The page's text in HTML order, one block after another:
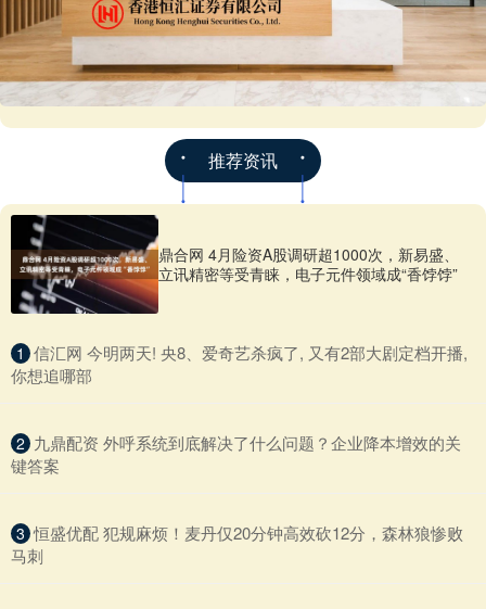
推荐资讯
鼎合网 4月险资A股调研超1000次，新易盛、
立讯精密等受青睐，电子元件领域成“香饽饽”
1 ​信汇网 今明两天! 央8、爱奇艺杀疯了, 又有2部大剧定档开播,
你想追哪部
2 ​九鼎配资 外呼系统到底解决了什么问题？企业降本增效的关
键答案
3 ​恒盛优配 犯规麻烦！麦丹仅20分钟高效砍12分，森林狼惨败
马刺